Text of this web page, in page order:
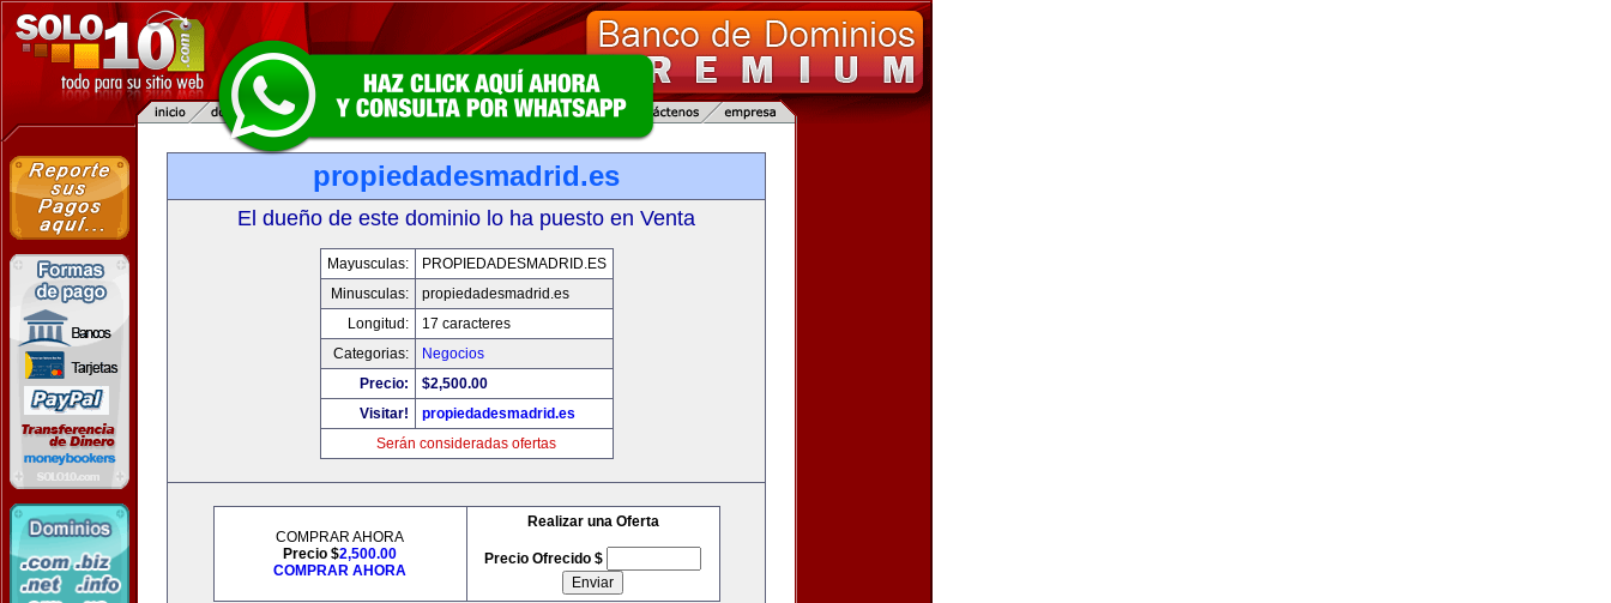
propiedadesmadrid.es
El dueño de este dominio lo ha puesto en Venta
Mayusculas:
PROPIEDADESMADRID.ES
Minusculas:
propiedadesmadrid.es
Longitud:
17 caracteres
Categorias:
Negocios
Precio:
$2,500.00
Visitar!
propiedadesmadrid.es
Serán consideradas ofertas
COMPRAR AHORA
Precio $2,500.00
COMPRAR AHORA
Realizar una Oferta
Precio Ofrecido $